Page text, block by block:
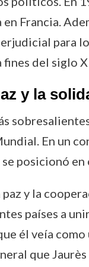
Francia.
para
fines del siglo
y la
En un
posicionó
y la
países a
él veía
que